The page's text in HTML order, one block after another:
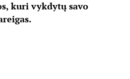
kuri vykdytų savo